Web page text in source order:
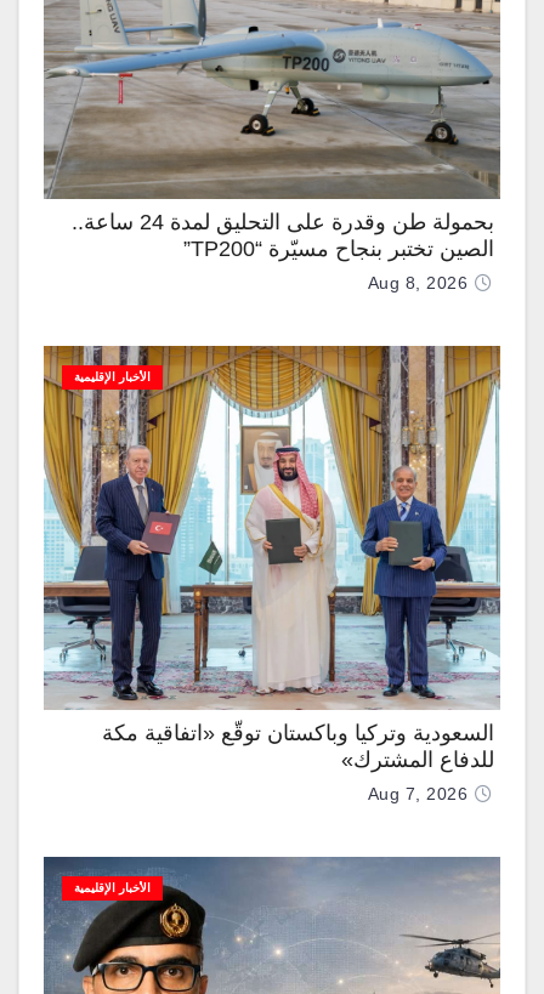
بحمولة طن وقدرة على التحليق لمدة 24 ساعة..
الصين تختبر بنجاح مسيّرة “TP200”
Aug 8, 2026
الأخبار الإقليمية
السعودية وتركيا وباكستان توقّع «اتفاقية مكة
للدفاع المشترك»
Aug 7, 2026
الأخبار الإقليمية